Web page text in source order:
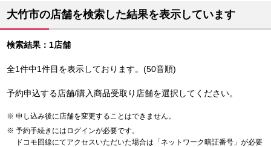
大竹市の店舗を検索した結果を表示しています
検索結果：1店舗
全1件中1件目を表示しております。(50音順)
予約申込する店舗/購入商品受取り店舗を選択してください。
申し込み後に店舗を変更することはできません。
予約手続きにはログインが必要です。
ドコモ回線にてアクセスいただいた場合は「ネットワーク暗証番号」が必要